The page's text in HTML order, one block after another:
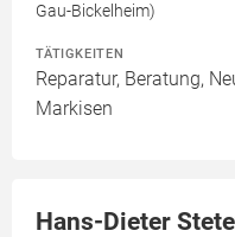
Gau-Bickelheim)
TÄTIGKEITEN
Reparatur, Beratung,
Markisen
Hans-Dieter